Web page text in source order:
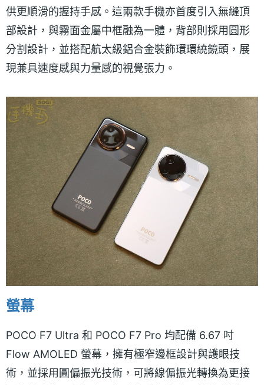
供更順滑的握持手感。這兩款手機亦首度引入無縫頂
部設計，與霧面金屬中框融為一體，背部則採用圓形
分割設計，並搭配航太級鋁合金裝飾環環繞鏡頭，展
現兼具速度感與力量感的視覺張力。
螢幕
POCO F7 Ultra 和 POCO F7 Pro 均配備 6.67 吋
Flow AMOLED 螢幕，擁有極窄邊框設計與護眼技
術，並採用圓偏振光技術，可將線偏振光轉換為更接